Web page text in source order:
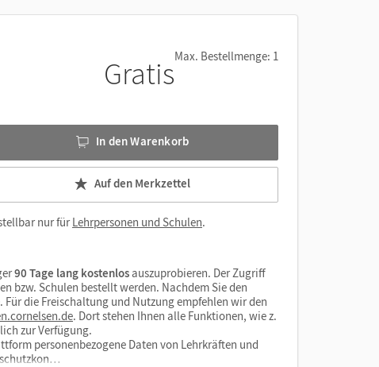
GratisMax. Bestellmenge: 1
In den Warenkorb
Auf den Merkzettel
nur fürLehrpersonen und Schulen.
90 Tage lang kostenlosauszuprobieren. Der Zugriff
bzw. Schulen bestellt werden. Nachdem Sie den
Für die Freischaltung und Nutzung empfehlen wir den
. Dort stehen Ihnen alle Funktionen, wie z.
zur Verfügung.
personenbezogene Daten von Lehrkräften und